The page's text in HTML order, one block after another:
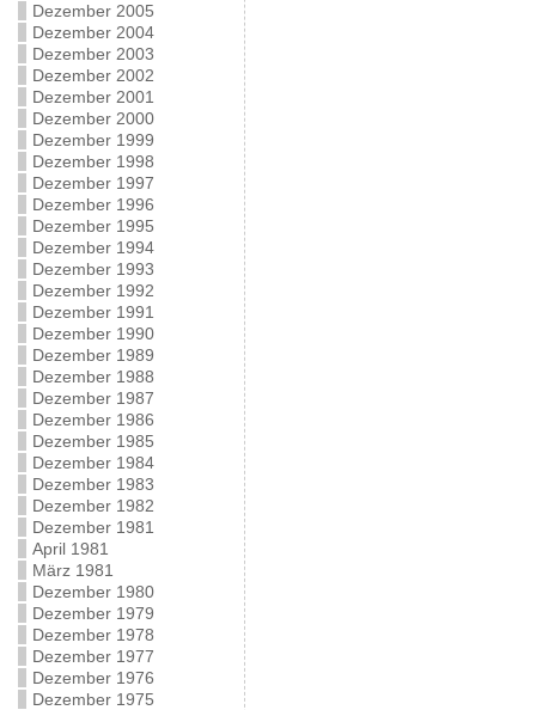
Dezember 2005
Dezember 2004
Dezember 2003
Dezember 2002
Dezember 2001
Dezember 2000
Dezember 1999
Dezember 1998
Dezember 1997
Dezember 1996
Dezember 1995
Dezember 1994
Dezember 1993
Dezember 1992
Dezember 1991
Dezember 1990
Dezember 1989
Dezember 1988
Dezember 1987
Dezember 1986
Dezember 1985
Dezember 1984
Dezember 1983
Dezember 1982
Dezember 1981
April 1981
März 1981
Dezember 1980
Dezember 1979
Dezember 1978
Dezember 1977
Dezember 1976
Dezember 1975